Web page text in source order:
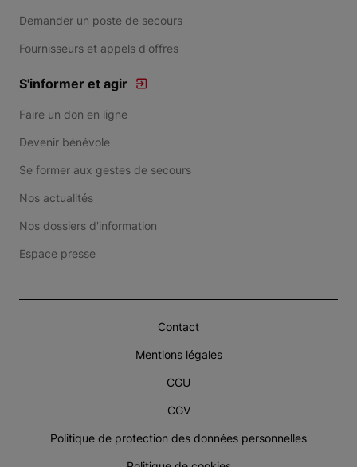
Demander un poste de secours
Fournisseurs et appels d'offres
S'informer et agir
Faire un don en ligne
Devenir bénévole
Se former aux gestes de secours
Nos actualités
Nos dossiers d'information
Espace presse
Contact
Mentions légales
CGU
CGV
Politique de protection des données personnelles